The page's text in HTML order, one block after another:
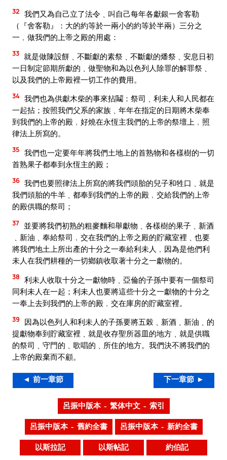
32 我們又為自己立了法令﹑叫自己每年各獻銀一舍客勒
（『舍客勒』：大的約等於一兩小的約等於半兩）三分之
一﹐做我們的上帝之殿的用處：
33 就是做陳設餅﹑不斷獻的素祭﹑不斷獻的燔祭﹑安息日初
一日制定節期所獻的﹑做聖物和為以色列人除罪的解罪祭﹑
以及我們的上帝殿裡一切工作的費用。
34 我們也為供獻木柴的事來拈鬮：祭司﹑利未人和人民都在
一起拈；按照我們父系的家族﹑年年在指定的日期將木柴奉
到我們的上帝的殿﹐好燒在永恆主我們的上帝的祭壇上﹐照
律法上所寫的。
35 我們也一定要年年將我們土地上的首熟物和各樣樹的一切
首熟果子都奉到永恆主的殿；
36 我們也要照律法上所寫的將我們頭胎的兒子和牲口﹑就是
我們頭胎的牛羊﹑都奉到我們的上帝的殿﹐交給我們的上帝
的殿供職的祭司；
37 並要將我們初熟的粗麥麵和舉獻物﹑各樣樹的果子﹑新酒
﹑新油﹑奉給祭司﹐交在我們的上帝之殿的貯藏室裡﹑也要
將我們地土上所出產的十分之一奉給利未人﹐因為是他們利
未人在我們耕種的一切鄉鎮收取著十分之一獻物的。
38 利未人收取十分之一獻物時﹑亞倫的子孫中要有一個祭司
同利未人在一起；利未人也要將這些十分之一獻物的十分之
一奉上去到我們的上帝的殿﹐交在庫房的貯藏室裡。
39
因為以色列人和利未人的子孫要將五榖﹑新酒﹑新油﹑的
提獻物奉到貯藏室裡﹑就是收存聖所器皿的地方﹑就是供職
的祭司﹑守門的﹑歌唱的﹑所住的地方。我們決不將我們的
上帝的殿棄而不顧。
◄ 前一章節 下一章節 ►
呂振中版本 – 繁体中文 – 索引
呂振中版本 – 舊約全書 呂振中版本 – 新約全書
以斯拉記 以斯帖記 約伯記